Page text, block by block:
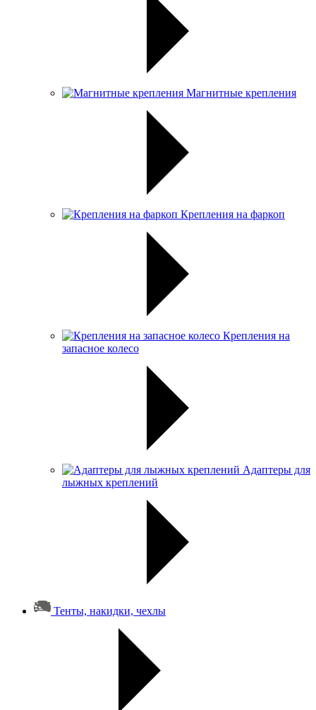
Магнитные крепления
Крепления на фаркоп
Крепления на
запасное колесо
Адаптеры для
лыжных креплений
Тенты, накидки, чехлы